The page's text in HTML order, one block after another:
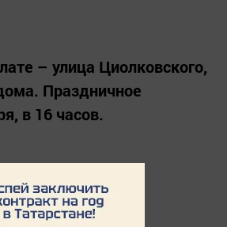
– улица Циолковского,
Праздничное
в 16 часов.